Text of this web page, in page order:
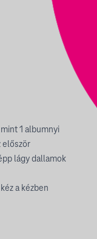
1 albumnyi
először
lágy dallamok
a kézben